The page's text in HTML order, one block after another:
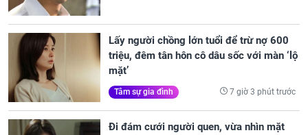
Lấy người chồng lớn tuổi để trừ nợ 600
triệu, đêm tân hôn cô dâu sốc với màn ‘lộ
mặt’
Tâm sự gia đình 7 giờ 3 phút trước
Đi đám cưới người quen, vừa nhìn mặt